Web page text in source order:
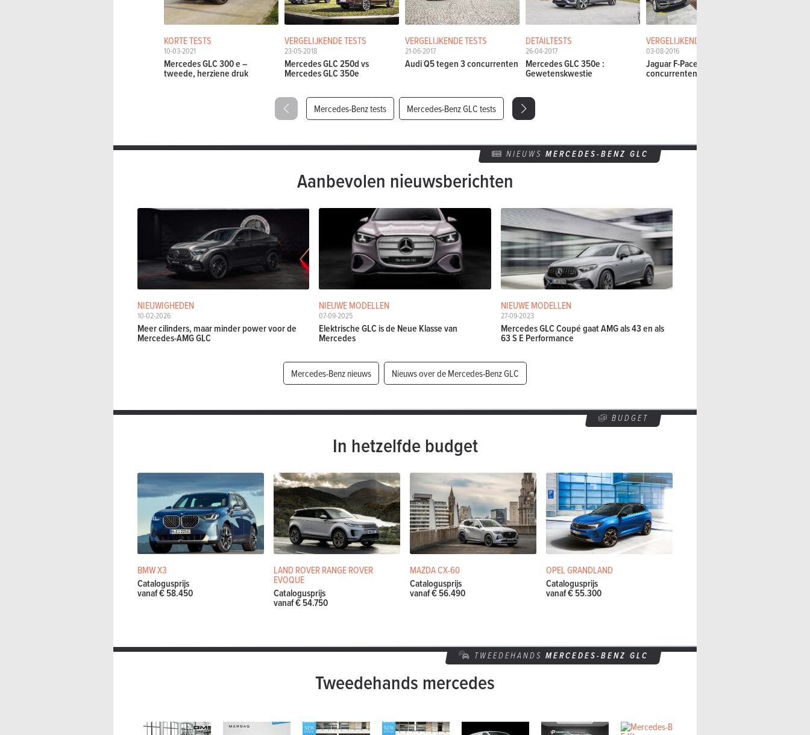
KORTE TESTS
10-03-2021
Mercedes GLC 300 e –
tweede, herziene druk
VERGELIJKENDE TESTS
23-05-2018
Mercedes GLC 250d vs
Mercedes GLC 350e
VERGELIJKENDE TESTS
21-06-2017
Audi Q5 tegen 3 concurrenten
DETAILTESTS
26-04-2017
Mercedes GLC 350e :
Gewetenskwestie
VERGELIJKENDE TESTS
03-08-2016
Jaguar F-Pace tegen 3
concurrenten
Mercedes-Benz tests Mercedes-Benz GLC tests
NIEUWS MERCEDES-BENZ GLC
Aanbevolen nieuwsberichten
NIEUWIGHEDEN
10-02-2026
Meer cilinders, maar minder power voor de
Mercedes-AMG GLC
NIEUWE MODELLEN
07-09-2025
Elektrische GLC is de Neue Klasse van
Mercedes
NIEUWE MODELLEN
27-09-2023
Mercedes GLC Coupé gaat AMG als 43 en als
63 S E Performance
Mercedes-Benz nieuws Nieuws over de Mercedes-Benz GLC
BUDGET
In hetzelfde budget
BMW X3
Catalogusprijs
vanaf € 58.450
LAND ROVER RANGE ROVER
EVOQUE
Catalogusprijs
vanaf € 54.750
MAZDA CX-60
Catalogusprijs
vanaf € 56.490
OPEL GRANDLAND
Catalogusprijs
vanaf € 55.300
TWEEDEHANDS MERCEDES-BENZ GLC
Tweedehands mercedes